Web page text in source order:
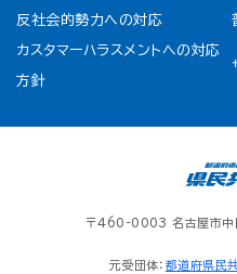
反社会的勢力への対応
カスタマーハラスメントへの対応
方針
〒460-0003 名古屋市中
元受団体： 都道府県民